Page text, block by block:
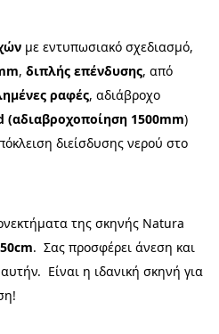
με εντυπωσιακό σχεδιασμό,
, διπλής επένδυσης, από
ραφές, αδιάβροχο
(αδιαβροχοποίηση 1500mm)
διείσδυσης νερού στο
της σκηνής Natura
. Σας προσφέρει άνεση και
Είναι η ιδανική σκηνή για